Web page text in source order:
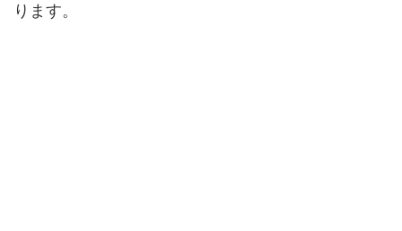
ります。